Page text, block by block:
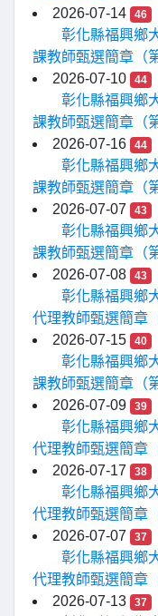
2026-07-14
46
彰化縣福興鄉
課教師甄選簡章（
2026-07-10
44
彰化縣福興鄉
課教師甄選簡章（
2026-07-16
44
彰化縣福興鄉
課教師甄選簡章（
2026-07-07
43
彰化縣福興鄉
課教師甄選簡章（
2026-07-08
43
彰化縣福興鄉
代理教師甄選簡章
2026-07-15
40
彰化縣福興鄉
課教師甄選簡章（
2026-07-09
39
彰化縣福興鄉
代理教師甄選簡章
2026-07-17
38
彰化縣福興鄉
代理教師甄選簡章
2026-07-07
37
彰化縣福興鄉
代理教師甄選簡章
2026-07-13
37